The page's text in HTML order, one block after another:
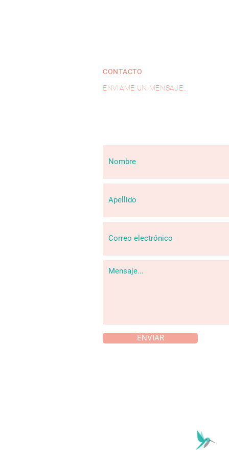
CONTACTO
ENVIAME UN MENSAJE...
ENVIAR